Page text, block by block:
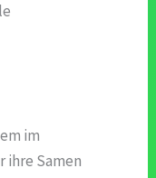
im
ihre Samen